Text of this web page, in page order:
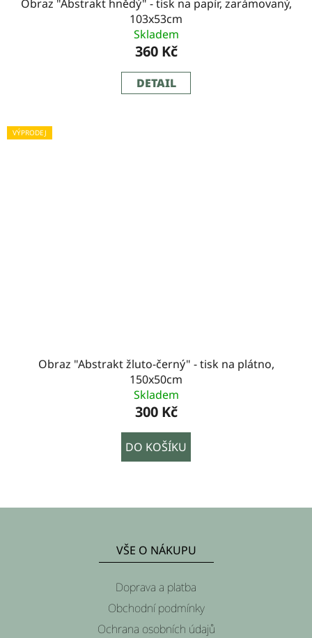
Obraz "Abstrakt hnědý" - tisk na papír, zarámovaný,
103x53cm
Skladem
360 Kč
DETAIL
VÝPRODEJ
Obraz "Abstrakt žluto-černý" - tisk na plátno,
150x50cm
Skladem
300 Kč
DO KOŠÍKU
VŠE O NÁKUPU
Doprava a platba
Obchodní podmínky
Ochrana osobních údajů